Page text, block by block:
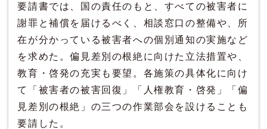
要請書では、国の責任のもと、すべての被害者に
謝罪と補償を届けるべく、相談窓口の整備や、所
在が分かっている被害者への個別通知の実施など
を求めた。偏見差別の根絶に向けた立法措置や、
教育・啓発の充実も要望。各施策の具体化に向け
て「被害者の被害回復」「人権教育・啓発」「偏
見差別の根絶」の三つの作業部会を設けることも
要請した。